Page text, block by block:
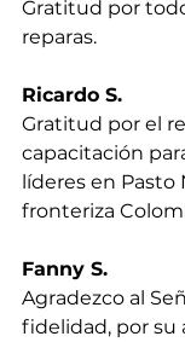
Gratitud por
reparas.
Ricardo S.
Gratitud por el
capacitación
líderes en Pasto
fronteriza
Fanny S.
Agradezco al
fidelidad, por su